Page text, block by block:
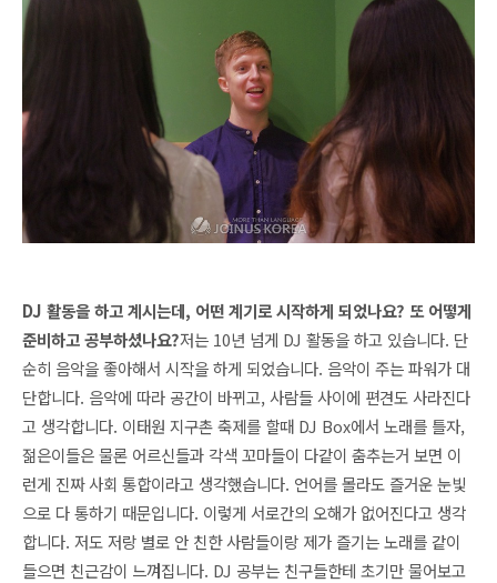
DJ 활동을 하고 계시는데, 어떤 계기로 시작하게 되었나요? 또 어떻게
준비하고 공부하셨나요?저는 10년 넘게 DJ 활동을 하고 있습니다. 단
순히 음악을 좋아해서 시작을 하게 되었습니다. 음악이 주는 파워가 대
단합니다. 음악에 따라 공간이 바뀌고, 사람들 사이에 편견도 사라진다
고 생각합니다. 이태원 지구촌 축제를 할때 DJ Box에서 노래를 틀자,
젊은이들은 물론 어르신들과 각색 꼬마들이 다같이 춤추는거 보면 이
런게 진짜 사회 통합이라고 생각했습니다. 언어를 몰라도 즐거운 눈빛
으로 다 통하기 때문입니다. 이렇게 서로간의 오해가 없어진다고 생각
합니다. 저도 저랑 별로 안 친한 사람들이랑 제가 즐기는 노래를 같이
들으면 친근감이 느껴집니다. DJ 공부는 친구들한테 초기만 물어보고